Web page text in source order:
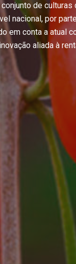
de
nacional, por
em conta a atual
aliada à